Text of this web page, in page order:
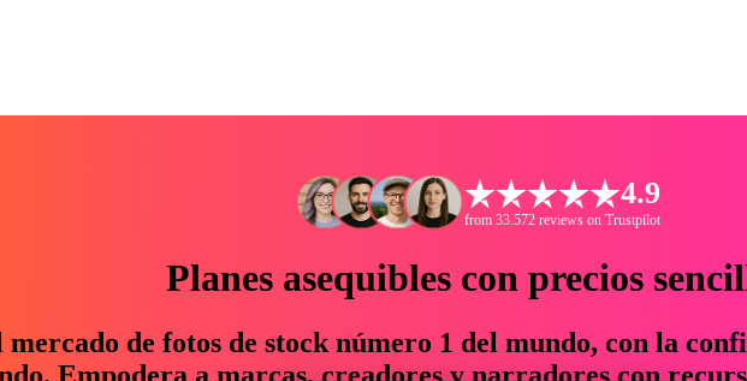
4.9
from 33.572 reviews on Trustpilot
Planes asequibles con precios
mercado de fotos de stock número 1 del mundo, con la